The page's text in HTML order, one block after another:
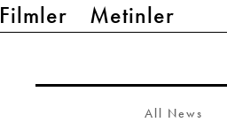
Filmler Metinler
All News